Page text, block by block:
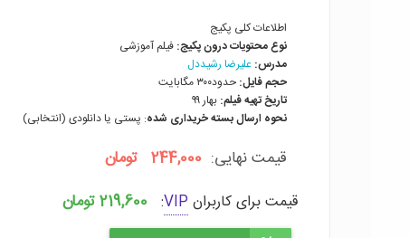
اطلاعات کلی پکیج
نوع محتویات درون پکیج: فیلم آموزشی
مدرس: علیرضا رشیددل
حجم فایل: حدود۳۰۰ مگابایت
تاریخ تهیه فیلم: بهار ۹۹
نحوه ارسال بسته خریداری شده: پستی یا دانلودی (انتخابی)
قیمت نهایی: 244,000 تومان
قیمت برای کاربران VIP
: 219,600 تومان